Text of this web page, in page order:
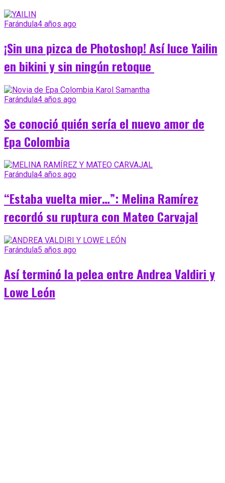
Farándula4 años ago
¡Sin una pizca de Photoshop! Así luce Yailin
en bikini y sin ningún retoque
Farándula4 años ago
Se conoció quién sería el nuevo amor de
Epa Colombia
Farándula4 años ago
“Estaba vuelta mier…”: Melina Ramírez
recordó su ruptura con Mateo Carvajal
Farándula5 años ago
Así terminó la pelea entre Andrea Valdiri y
Lowe León